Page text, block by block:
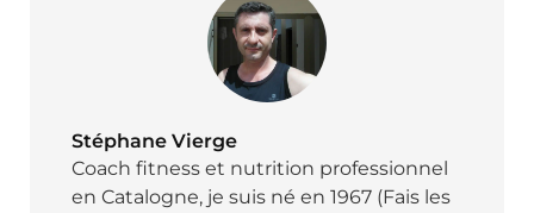
Stéphane Vierge
Coach fitness et nutrition professionnel
en Catalogne, je suis né en 1967 (Fais les